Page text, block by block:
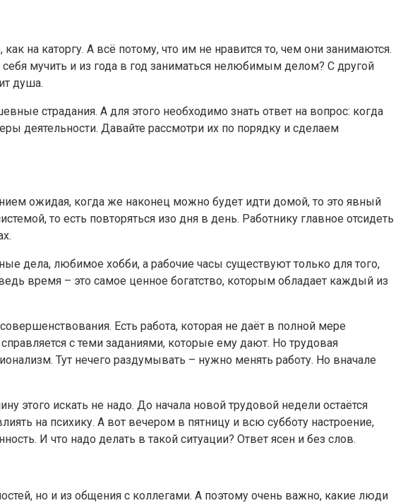
на каторгу. А всё потому, что им не нравится то, чем они занимаются.
мучить и из года в год заниматься нелюбимым делом? С другой
душа.
страдания. А для этого необходимо знать ответ на вопрос: когда
деятельности. Давайте рассмотри их по порядку и сделаем
ожидая, когда же наконец можно будет идти домой, то это явный
то есть повторяться изо дня в день. Работнику главное отсидеть
дела, любимое хобби, а рабочие часы существуют только для того,
время – это самое ценное богатство, которым обладает каждый из
Есть работа, которая не даёт в полной мере
с теми заданиями, которые ему дают. Но трудовая
Тут нечего раздумывать – нужно менять работу. Но вначале
этого искать не надо. До начала новой трудовой недели остаётся
на психику. А вот вечером в пятницу и всю субботу настроение,
И что надо делать в такой ситуации? Ответ ясен и без слов.
но и из общения с коллегами. А поэтому очень важно, какие люди